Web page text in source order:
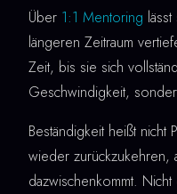
Über 1:1 Mentoring
längeren Zeitraum
Zeit, bis sie sich
Geschwindigkeit,
Beständigkeit heißt nicht
wieder zurückzukehren,
dazwischenkommt.